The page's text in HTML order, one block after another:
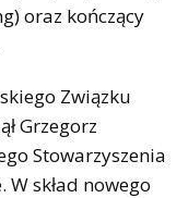
oraz kończący
Związku
Grzegorz
Stowarzyszenia
W skład nowego